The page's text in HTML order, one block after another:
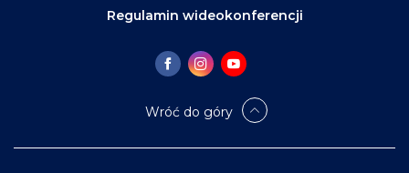
Regulamin wideokonferencji
Wróć do góry